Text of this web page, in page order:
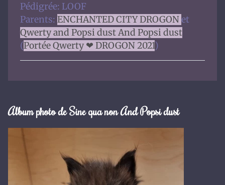
Pédigrée: LOOF
Parents: ENCHANTED CITY DROGONet
Qwerty and Popsi dust And Popsi dust
(Portée Qwerty ❤ DROGON 2021)
Album photo de Sine qua non And Popsi dust